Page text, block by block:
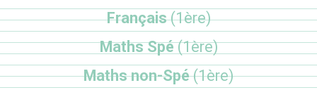
Français(1ère)
Maths Spé(1ère)
Maths non-Spé(1ère)